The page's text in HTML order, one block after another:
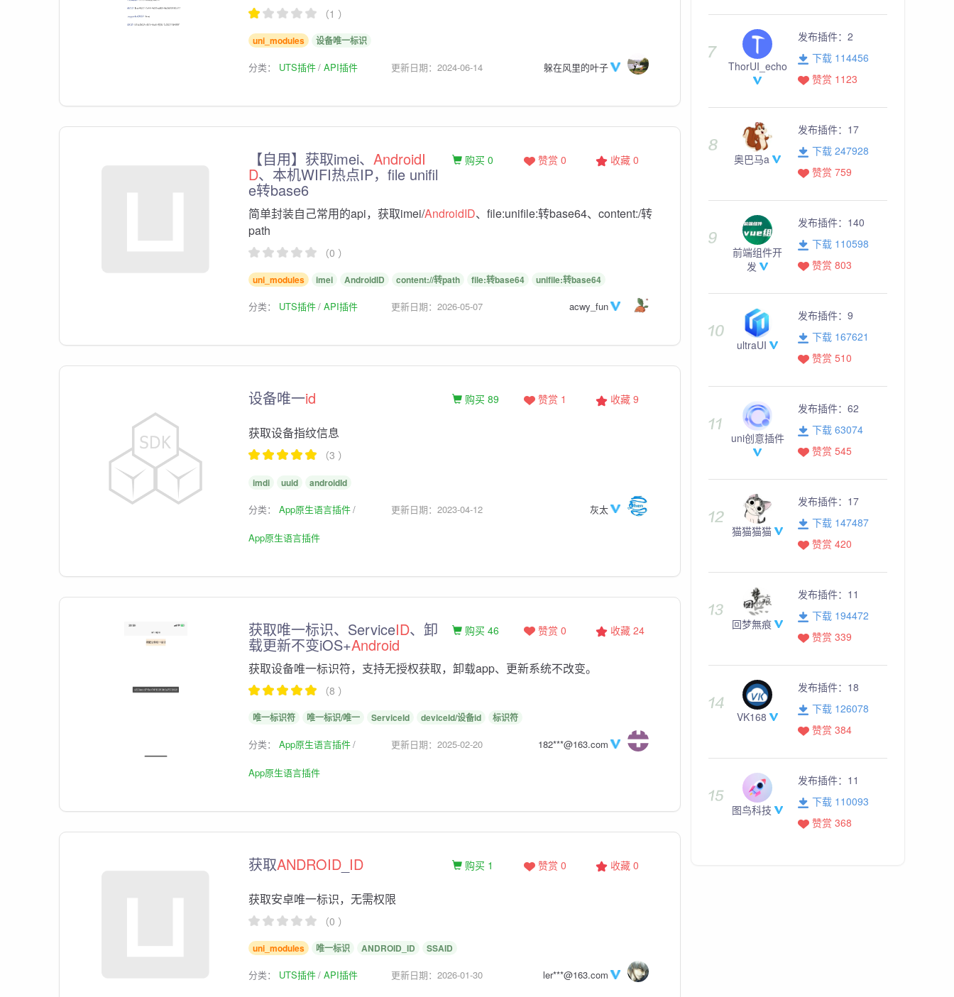
（1 ）
uni_modules 设备唯一标识
分类： UTS插件 API插件 更新日期：2024-06-14 躲在风里的叶子
【自用】获取imei、 AndroidI
D、本机WIFI热点IP，file unifil
e转base6
收藏 0
赞赏 0
购买 0
简单封装自己常用的api，获取imei/AndroidID、file:unifile:转base64、content:/转
path
（0 ）
uni_modules imei AndroidID content://转path file:转base64 unifile:转base64
分类： UTS插件 API插件 更新日期：2026-05-07 acwy_fun
设备唯一id 收藏 9
赞赏 1
购买 89
获取设备指纹信息
（3 ）
imdi uuid androidId
分类： App原生语言插件
App原生语言插件
更新日期：2023-04-12 灰太
获取唯一标识、ServiceID、卸
载更新不变iOS+Android
收藏 24
赞赏 0
购买 46
获取设备唯一标识符，支持无授权获取，卸载app、更新系统不改变。
（8 ）
唯一标识符 唯一标识/唯一 ServiceId deviceId/设备id 标识符
分类： App原生语言插件
App原生语言插件
更新日期：2025-02-20 182***@163.com
获取ANDROID_ ID 收藏 0
赞赏 0
购买 1
获取安卓唯一标识，无需权限
（0 ）
uni_modules 唯一标识 ANDROID_ID SSAID
分类： UTS插件 API插件 更新日期：2026-01-30 ler***@163.com
ThorUI_echo
发布插件： 2
下载 114456
赞赏 1123
奥巴马a
发布插件： 17
下载 247928
赞赏 759
前端组件开
发
发布插件： 140
下载 110598
赞赏 803
ultraUI
发布插件： 9
下载 167621
赞赏 510
uni创意插件
发布插件： 62
下载 63074
赞赏 545
猫猫猫猫
发布插件： 17
下载 147487
赞赏 420
回梦無痕
发布插件： 11
下载 194472
赞赏 339
VK168
发布插件： 18
下载 126078
赞赏 384
图鸟科技
发布插件： 11
下载 110093
赞赏 368